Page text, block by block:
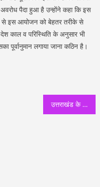
पैदा हुआ है उन्होंने कहा कि इस
से इस आयोजन को बेहतर तरीके से
काल व परिस्थिति के अनुसार भी
पूर्वानुमान लगाया जाना कठिन है।
उत्तराखंड के विकास के लिए तड़पते नेता और त्रिवेंद्र सरकार के सामने अपनों की चुनौती